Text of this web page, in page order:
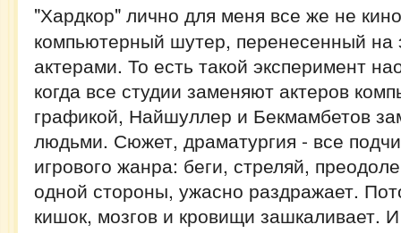
"Хардкор" лично для меня все же не
компьютерный шутер, перенесенный на
актерами. То есть такой эксперимент
когда все студии заменяют актеров
графикой, Найшуллер и Бекмамбетов
людьми. Сюжет, драматургия - все
игрового жанра: беги, стреляй,
одной стороны, ужасно раздражает.
кишок, мозгов и кровищи зашкаливает.